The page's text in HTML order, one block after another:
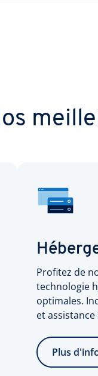
Profitez de
technologie
optimales.
et assistance
Plus